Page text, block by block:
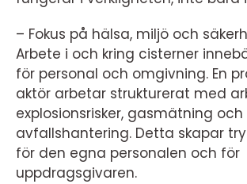
– Fokus på hälsa, miljö och
Arbete i och kring cisterner
för personal och omgivning. En
aktör arbetar strukturerat med
explosionsrisker, gasmätning och
avfallshantering. Detta skapar
för den egna personalen och för
uppdragsgivaren.